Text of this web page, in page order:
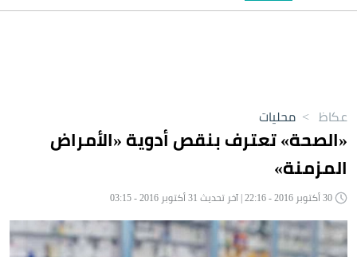
عكاظ > محليات
«الصحة» تعترف بنقص أدوية «الأمراض
المزمنة»